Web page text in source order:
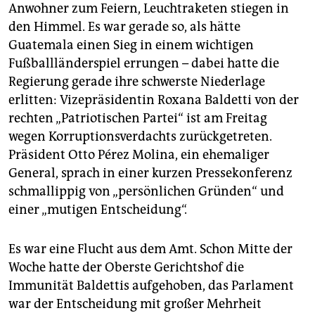
genossenschaft
epaper login
Anwohner zum Feiern, Leuchtraketen stiegen in
den Himmel. Es war gerade so, als hätte
Guatemala einen Sieg in einem wichtigen
Fußballländerspiel errungen – dabei hatte die
Regierung gerade ihre schwerste Niederlage
erlitten: Vizepräsidentin Roxana Baldetti von der
rechten „Patriotischen Partei“ ist am Freitag
wegen Korruptionsverdachts zurückgetreten.
Präsident Otto Pérez Molina, ein ehemaliger
General, sprach in einer kurzen Pressekonferenz
schmallippig von „persönlichen Gründen“ und
einer „mutigen Entscheidung“.
Es war eine Flucht aus dem Amt. Schon Mitte der
Woche hatte der Oberste Gerichtshof die
Immunität Baldettis aufgehoben, das Parlament
war der Entscheidung mit großer Mehrheit